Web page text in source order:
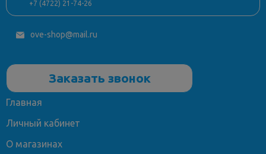
+7 (4722) 21-74-26
ove-shop@mail.ru
Заказать звонок
Главная
Личный кабинет
О магазинах